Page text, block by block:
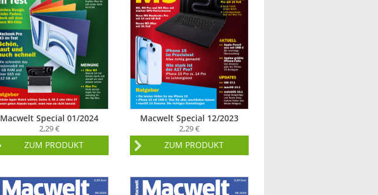
Macwelt Special 01/2024
2,29 €
ZUM PRODUKT
Macwelt Special 12/2023
2,29 €
ZUM PRODUKT